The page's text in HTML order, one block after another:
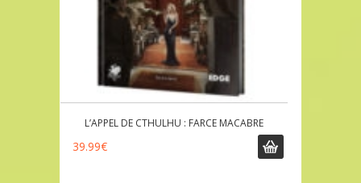
L’APPEL DE CTHULHU : FARCE MACABRE
39.99€